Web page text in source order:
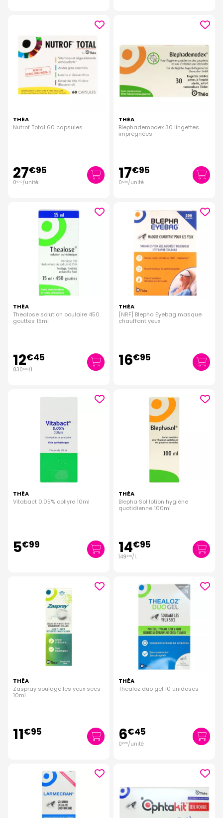
THÉA
Nutrof Total 60 capsules
27€95
0€47/unité
THÉA
Blephademodex 30 lingettes
imprégnées
17€95
0€60/unité
THÉA
Thealose solution oculaire 450
gouttes 15ml
12€45
830€00/l.
THÉA
[NRF] Blepha Eyebag masque
chauffant yeux
16€95
THÉA
Vitabact 0.05% collyre 10ml
5€99
THÉA
Blepha Sol lotion hygiène
quotidienne 100ml
14€95
149€50/l.
THÉA
Zaspray soulage les yeux secs
10ml
11€95
THÉA
Thealoz duo gel 10 unidoses
6€45
0€65/unité